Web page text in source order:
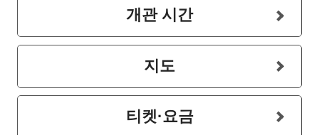
개관 시간
지도
티켓·요금